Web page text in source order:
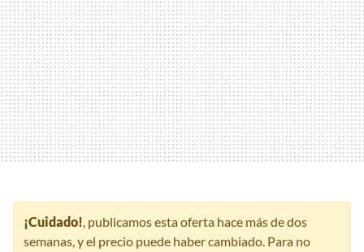
¡Cuidado!, publicamos esta oferta hace más de dos
semanas, y el precio puede haber cambiado. Para no